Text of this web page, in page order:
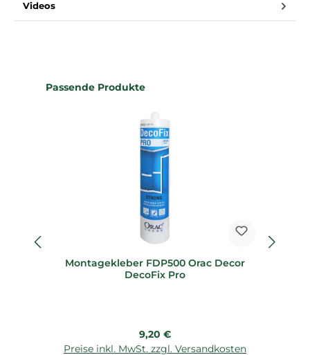
Videos
Produktgalerie überspringen
Passende Produkte
Montagekleber FDP500 Orac Decor
DecoFix Pro
Regulärer Preis:
9,20 €
Preise inkl. MwSt. zzgl. Versandkosten